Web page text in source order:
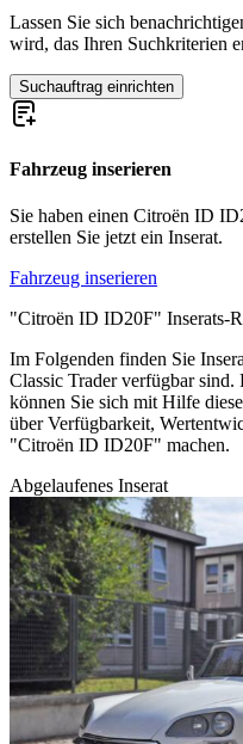
Citroën Dyane
Citroën Méhari
Citroën SM
Citroën Traction Avant
Citroën Typ C
Lassen Sie sich
wird, das Ihren Suchkriterien
Suchauftrag einrichten
Fahrzeug inserieren
Sie haben einen Citroën ID
erstellen Sie jetzt ein Inserat.
Fahrzeug inserieren
"Citroën ID ID20F" Inserats-
Im Folgenden finden Sie
Classic Trader verfügbar sind.
können Sie sich mit Hilfe
über Verfügbarkeit,
"Citroën ID ID20F" machen.
Abgelaufenes Inserat